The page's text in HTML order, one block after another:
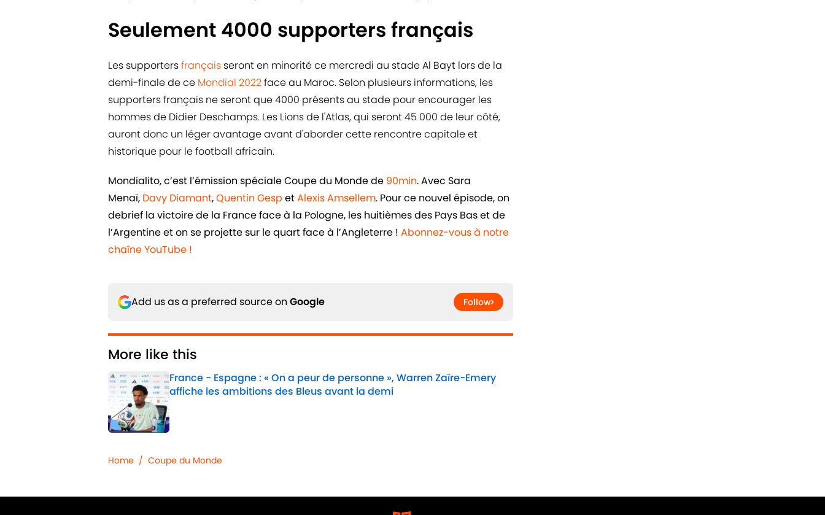
Seulement 4000 supporters français
Les supportersfrançais seront en minorité ce mercredi au stade Al Bayt lors de la
demi-finale de ce Mondial 2022face au Maroc. Selon plusieurs informations, les
supporters français ne seront que 4000 présents au stade pour encourager les
hommes de Didier Deschamps. Les Lions de l'Atlas, qui seront 45 000 de leur côté,
auront donc un léger avantage avant d'aborder cette rencontre capitale et
historique pour le football africain.
Mondialito, c’est l’émission spéciale Coupe du Monde de 90min. Avec Sara
Menaï, Davy Diamant,Quentin Gesp etAlexis Amsellem. Pour ce nouvel épisode, on
debrief la victoire de la France face à la Pologne, les huitièmes des Pays Bas et de
l’Argentine et on se projette sur le quart face à l’Angleterre ! Abonnez-vous à notre
chaîne YouTube !
Add us as a preferred source on Google Follow
More like this
France - Espagne : « On a peur de personne », Warren Zaïre-Emery
affiche les ambitions des Bleus avant la demi
Home / Coupe du Monde